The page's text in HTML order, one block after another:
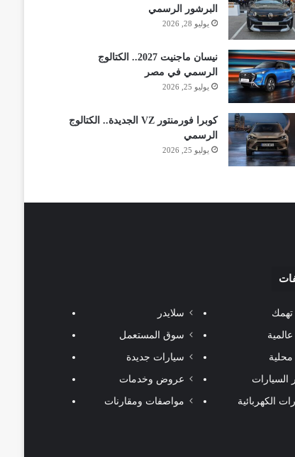
البرشور الرسمي
يوليو 28, 2026
نيسان ماجنيت 2027.. الكتالوج
الرسمي في مصر
يوليو 25, 2026
كوبرا فورمنتور VZ الجديدة.. الكتالوج
الرسمي
يوليو 25, 2026
تهمك
عالمية
محلية
السيارات
الكهربائية
سلايدر
سوق المستعمل
سيارات جديدة
عروض وخدمات
مواصفات ومقارنات